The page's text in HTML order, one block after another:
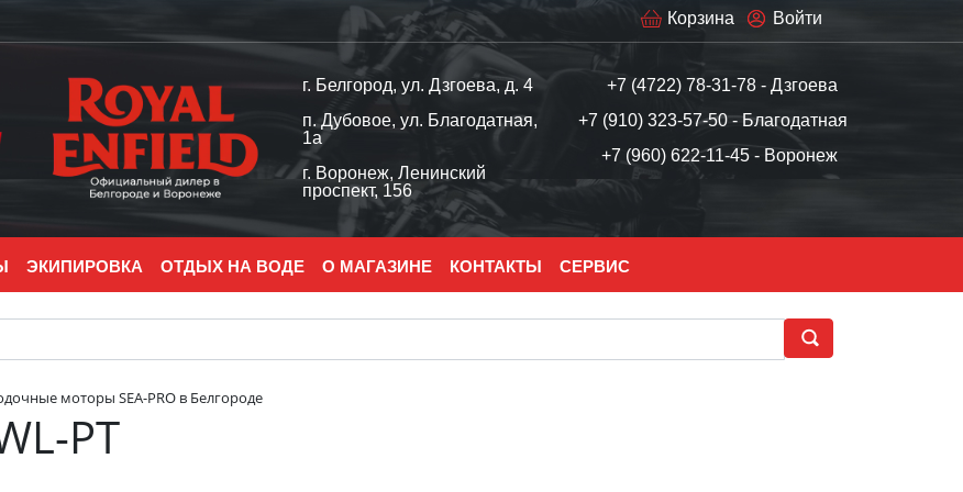
Войти
Корзина
г. Белгород, ул. Дзгоева, д. 4
п. Дубовое, ул. Благодатная,
1а
г. Воронеж, Ленинский
проспект, 156
+7 (4722) 78-31-78 - Дзгоева
+7 (910) 323-57-50 - Благодатная
+7 (960) 622-11-45 - Воронеж
ЭКИПИРОВКА ОТДЫХ НА ВОДЕ О МАГАЗИНЕ КОНТАКТЫ СЕРВИС
моторы SEA-PRO в Белгороде
PT